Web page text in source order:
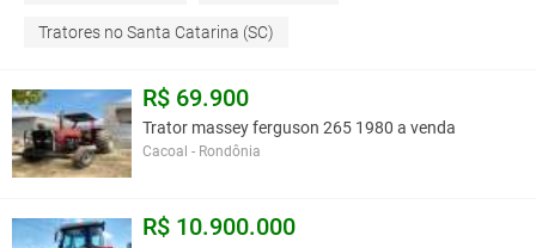
Tratores no Santa Catarina (SC)
R$ 69.900
Trator massey ferguson 265 1980 a venda
Cacoal - Rondônia
R$ 10.900.000